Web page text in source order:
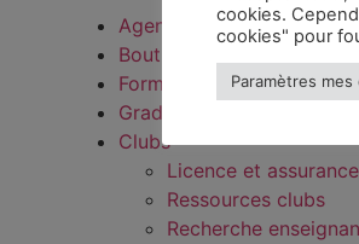
Agenda
Boutique
Formations
Grades
Clubs
Licence et assurance
Ressources clubs
Recherche
cookies.
cookies" pour
Paramètres mes